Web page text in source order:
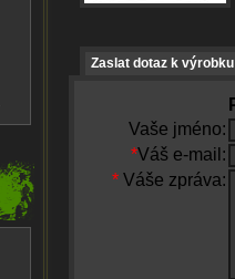
Zaslat dotaz k výrobku
Vaše jméno:
*Váš e-mail:
* Váše zpráva: